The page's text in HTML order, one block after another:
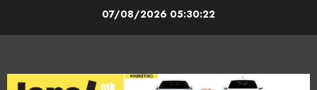
07/08/2026 05:30:22